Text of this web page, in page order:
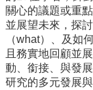
關心的議題或重
並展望未來， 探
（what）、
及如
且務實地回顧並展
動、銜接、與發展
研究的多元發展